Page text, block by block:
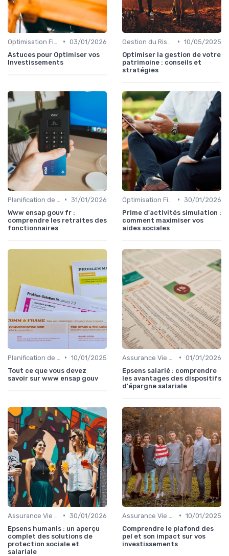
• 03/01/2026
Astuces pour Optimiser vos
Investissements
• 10/05/2025
Optimiser la gestion de votre
patrimoine : conseils et
stratégies
• 31/01/2026
Www ensap gouv fr :
comprendre les retraites des
fonctionnaires
• 30/01/2026
Prime d'activités simulation :
comment maximiser vos
aides sociales
• 10/01/2025
Tout ce que vous devez
savoir sur www ensap gouv
• 01/01/2026
Epsens salarié : comprendre
les avantages des dispositifs
d'épargne salariale
• 30/01/2026
Epsens humanis : un aperçu
complet des solutions de
protection sociale et
salariale
• 10/01/2025
Comprendre le plafond des
pel et son impact sur vos
investissements